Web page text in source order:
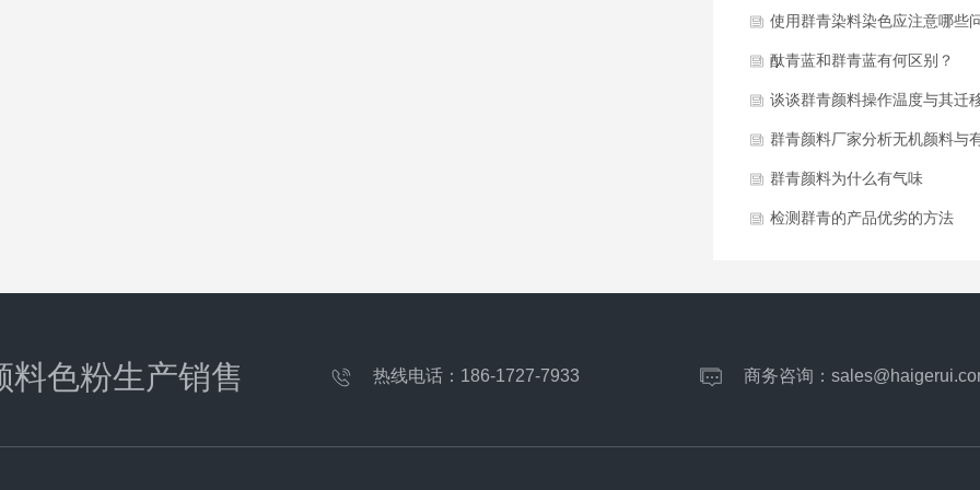
使用群青染料染色应注意哪些
酞青蓝和群青蓝有何区别？
谈谈群青颜料操作温度与其迁
什么关系
群青颜料厂家分析无机颜料与
颜料的区别
群青颜料为什么有气味
检测群青的产品优劣的方法
料色粉生产销售 热线电话： 186-1727-7933 商务咨询：